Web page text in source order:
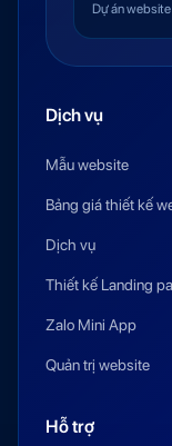
Dự án
Dịch vụ
Mẫu website
Bảng giá thiết kế
Dịch vụ
Thiết kế Landing
Zalo Mini App
Quản trị website
Hỗ trợ